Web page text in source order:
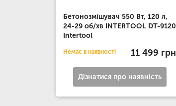
Бетонозмішувач 550 Вт, 120 л,
24-29 об/хв INTERTOOL DT-9120
Intertool
Немає в наявності 11 499 грн
Дізнатися про наявність